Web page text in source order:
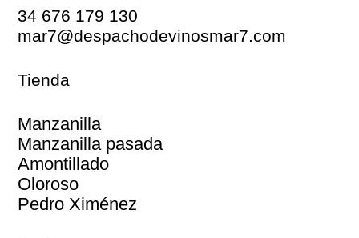
34 676 179 130
mar7@despachodevinosmar7.com
Tienda
Manzanilla
Manzanilla pasada
Amontillado
Oloroso
Pedro Ximénez